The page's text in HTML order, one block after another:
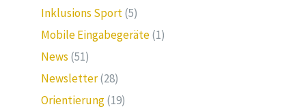
Inklusions Sport(5)
Mobile Eingabegeräte(1)
News (51)
Newsletter(28)
Orientierung(19)